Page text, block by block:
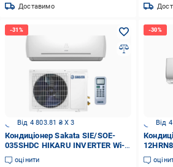
Доставимо
Від 4 803.81 ₴ X 3
Кондиціонер Sakata SIE/SOE-
035SHDC HIKARU INVERTER Wi-fi
Ready
оцінити
Від